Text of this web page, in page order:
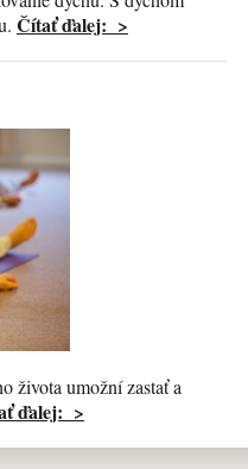
Čítať ďalej: >
života umožní zastať a
ďalej: >